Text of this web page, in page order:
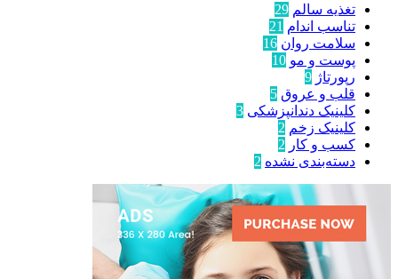
تغذیه سالم 29
تناسب اندام 21
سلامت روان 16
پوست و مو 10
رپورتاژ 9
قلب و عروق 5
کلینیک دندانپزشکی 3
کلینیک زخم 2
کسب و کار 2
دسته‌بندی نشده 2